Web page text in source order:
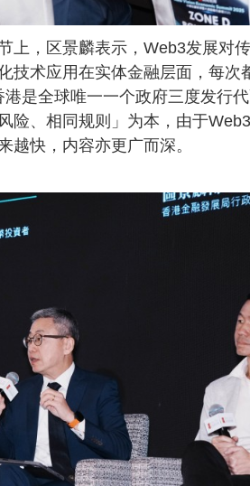
上，区景麟表示，Web3发展对
技术应用在实体金融层面，每次
是全球唯一一个政府三度发行
险、相同规则」为本，由于
越快，内容亦更广而深。